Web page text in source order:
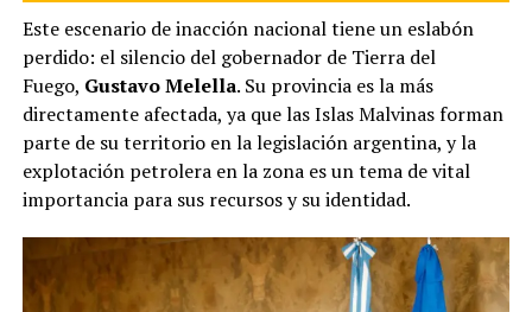
Este escenario de inacción nacional tiene un eslabón
perdido: el silencio del gobernador de Tierra del
Fuego, Gustavo Melella. Su provincia es la más
directamente afectada, ya que las Islas Malvinas forman
parte de su territorio en la legislación argentina, y la
explotación petrolera en la zona es un tema de vital
importancia para sus recursos y su identidad.